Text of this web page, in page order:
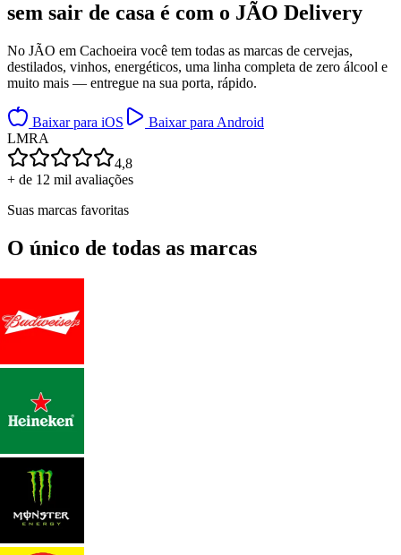
sem sair de casa é com o JÃO Delivery
No JÃO em Cachoeira você tem todas as marcas de cervejas,
destilados, vinhos, energéticos, uma linha completa de zero álcool e
muito mais — entregue na sua porta, rápido.
Baixar para iOS
Baixar para Android
LMRA
4,8
+ de 12 mil avaliações
Suas marcas favoritas
O único de todas as marcas